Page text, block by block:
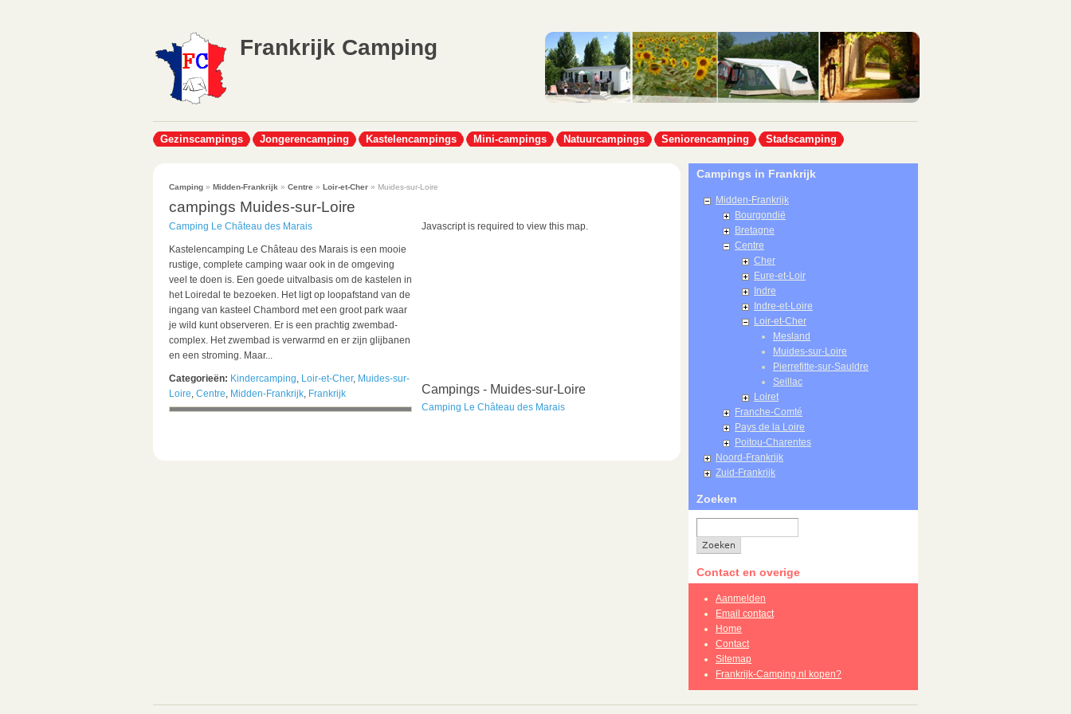
Frankrijk Camping
Gezinscampings Jongerencamping Kastelencampings Mini-campings Natuurcampings Seniorencamping Stadscamping
Camping » Midden-Frankrijk » Centre » Loir-et-Cher » Muides-sur-Loire
campings Muides-sur-Loire
Camping Le Château des Marais
Kastelencamping Le Château des Marais is een mooie
rustige, complete camping waar ook in de omgeving
veel te doen is. Een goede uitvalbasis om de kastelen in
het Loiredal te bezoeken. Het ligt op loopafstand van de
ingang van kasteel Chambord met een groot park waar
je wild kunt observeren. Er is een prachtig zwembad-
complex. Het zwembad is verwarmd en er zijn glijbanen
en een stroming. Maar...
Categorieën: Kindercamping, Loir-et-Cher, Muides-sur-
Loire, Centre, Midden-Frankrijk, Frankrijk
Javascript is required to view this map.
Campings - Muides-sur-Loire
Camping Le Château des Marais
Campings in Frankrijk
Midden-Frankrijk
Bourgondië
Bretagne
Centre
Cher
Eure-et-Loir
Indre
Indre-et-Loire
Loir-et-Cher
Mesland
Muides-sur-Loire
Pierrefitte-sur-Sauldre
Seillac
Loiret
Franche-Comté
Pays de la Loire
Poitou-Charentes
Noord-Frankrijk
Zuid-Frankrijk
Zoeken
Contact en overige
Aanmelden
Email contact
Home
Contact
Sitemap
Frankrijk-Camping.nl kopen?